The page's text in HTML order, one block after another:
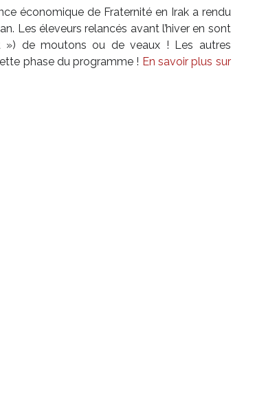
économique de Fraternité en Irak a rendu
Les éleveurs relancés avant l’hiver en sont
») de moutons ou de veaux ! Les autres
phase du programme ! En savoir plus sur